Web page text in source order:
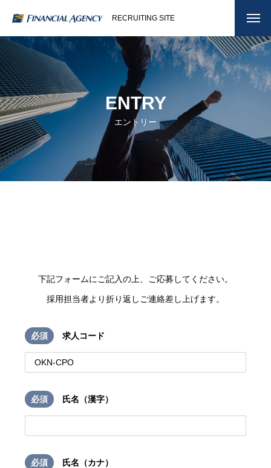
RECRUITING SITE
ENTRY
エントリー
下記フォームにご記入の上、ご応募してください。
採用担当者より折り返しご連絡差し上げます。
必須 求人コード
必須 氏名（漢字）
必須 氏名（カナ）